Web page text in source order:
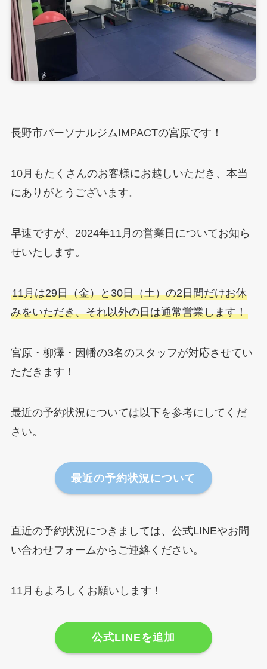
長野市パーソナルジムIMPACTの宮原です！
10月もたくさんのお客様にお越しいただき、本当
にありがとうございます。
早速ですが、2024年11月の営業日についてお知ら
せいたします。
11月は29日（金）と30日（土）の2日間だけお休
みをいただき、それ以外の日は通常営業します！
宮原・柳澤・因幡の3名のスタッフが対応させてい
ただきます！
最近の予約状況については以下を参考にしてくだ
さい。
最近の予約状況について
直近の予約状況につきましては、公式LINEやお問
い合わせフォームからご連絡ください。
11月もよろしくお願いします！
公式LINEを追加